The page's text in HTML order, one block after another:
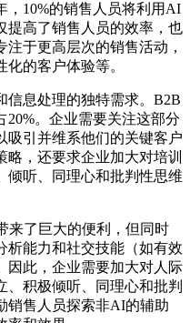
，10%的销售人员将利用AI
提高了销售人员的效率，也
于更高层次的销售活动，
的客户体验等。
息处理的独特需求。B2B
20%。企业需要关注这部分
吸引并维系他们的关键客户
，还要求企业加大对培训
倾听、同理心和批判性思维
了巨大的便利，但同时
析能力和社交技能（如有效
因此，企业需要加大对人际
积极倾听、同理心和批判
销售人员探索非AI的辅助